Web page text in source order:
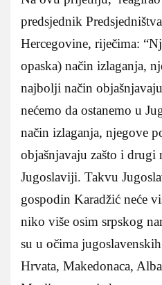
predsjednik
Hercegovine, riječima:
opaska) način izlaganja,
najbolji način
nećemo da ostanemo u
način izlaganja, njegove
objašnjavaju zašto i drugi
Jugoslaviji. Takvu
gospodin Karadžić neće
niko više osim srpskog
su u očima
Hrvata, Makedonaca,